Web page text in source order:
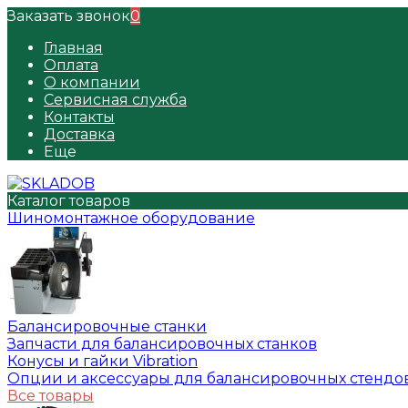
Заказать звонок0
Главная
Оплата
О компании
Сервисная служба
Контакты
Доставка
Еще
Каталог товаров
Шиномонтажное оборудование
Балансировочные станки
Запчасти для балансировочных станков
Конусы и гайки Vibration
Опции и аксессуары для балансировочных
Все товары